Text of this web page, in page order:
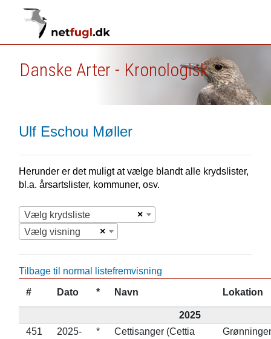
Danske Arter - Kronologisk
Ulf Eschou Møller
Herunder er det muligt at vælge blandt alle krydslister,
bl.a. årsartslister, kommuner, osv.
×
Vælg krydsliste
×
Vælg visning
Tilbage til normal listefremvisning
# Dato * Navn Lokation
2025
451
2025-
*
Cettisanger (Cettia